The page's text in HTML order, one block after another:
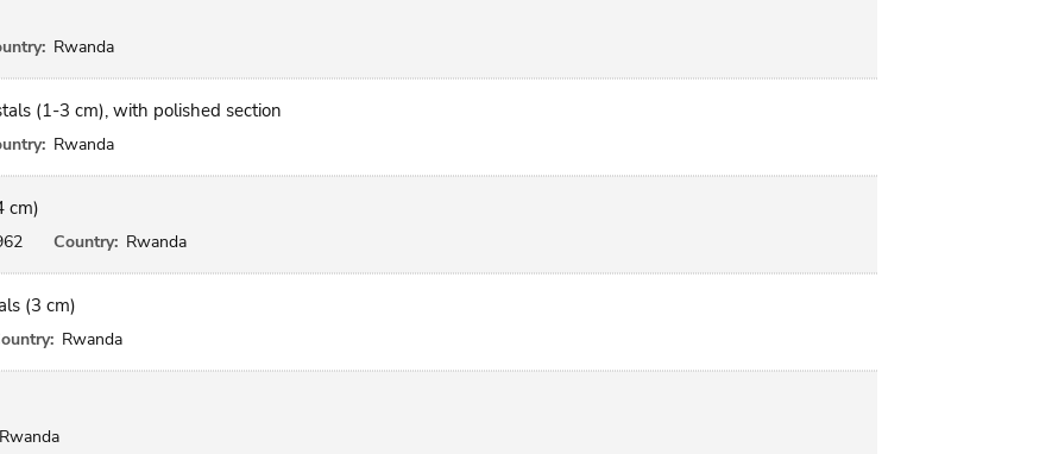
Rwanda
(1-3 cm), with polished section
Rwanda
cm)
Country: Rwanda
(3 cm)
Rwanda
Rwanda